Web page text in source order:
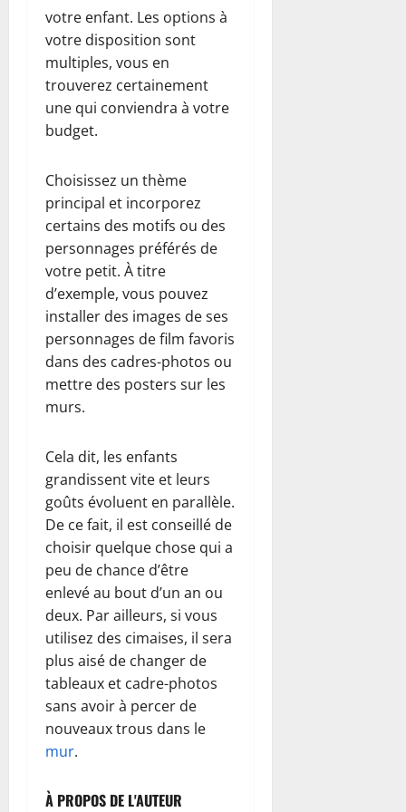
votre enfant. Les options à
votre disposition sont
multiples, vous en
trouverez certainement
une qui conviendra à votre
budget.
Choisissez un thème
principal et incorporez
certains des motifs ou des
personnages préférés de
votre petit. À titre
d’exemple, vous pouvez
installer des images de ses
personnages de film favoris
dans des cadres-photos ou
mettre des posters sur les
murs.
Cela dit, les enfants
grandissent vite et leurs
goûts évoluent en parallèle.
De ce fait, il est conseillé de
choisir quelque chose qui a
peu de chance d’être
enlevé au bout d’un an ou
deux. Par ailleurs, si vous
utilisez des cimaises, il sera
plus aisé de changer de
tableaux et cadre-photos
sans avoir à percer de
nouveaux trous dans le
mur.
À PROPOS DE L'AUTEUR